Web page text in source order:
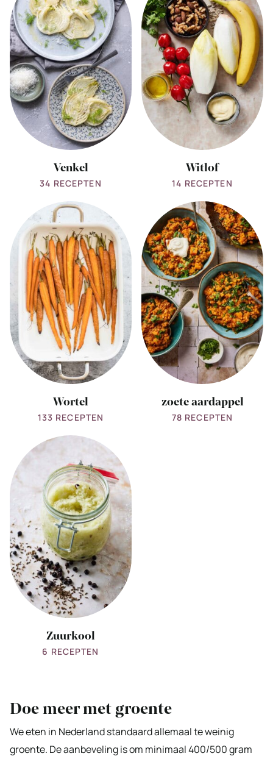
Venkel
Venkel
34 RECEPTEN
Witlof
Witlof
14 RECEPTEN
View
all
Wortel
Wortel
133 RECEPTEN
View
all
zoete
aardappel
zoete aardappel
78 RECEPTEN
View
all
Zuurkool
Zuurkool
6 RECEPTEN
Doe meer met groente
We eten in Nederland standaard allemaal te weinig
groente. De aanbeveling is om minimaal 400/500 gram